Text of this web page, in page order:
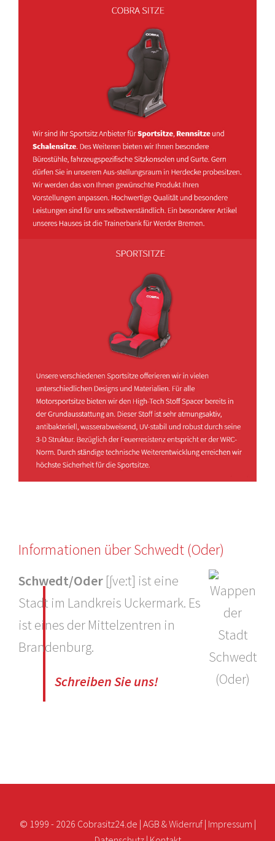
Informationen über Schwedt (Oder)
Schwedt/Oder [ʃveːt] ist eine
Stadt im Landkreis Uckermark. Es
ist eines der Mittelzentren in
Brandenburg.
Schreiben Sie uns!
© 1999 - 2026 Cobrasitz24.de | AGB & Widerruf| Impressum |